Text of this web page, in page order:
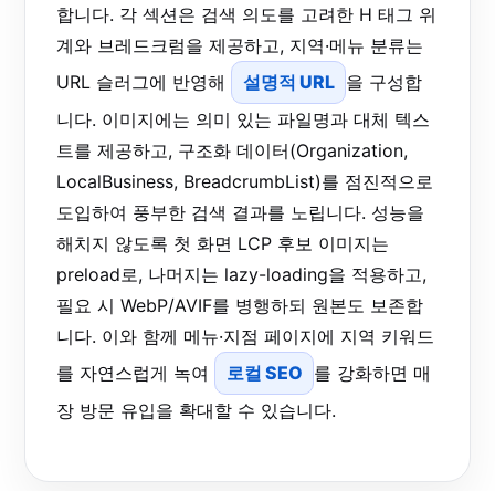
합니다. 각 섹션은 검색 의도를 고려한 H 태그 위
계와 브레드크럼을 제공하고, 지역·메뉴 분류는
URL 슬러그에 반영해
설명적 URL 을 구성합
니다. 이미지에는 의미 있는 파일명과 대체 텍스
트를 제공하고, 구조화 데이터(Organization,
LocalBusiness, BreadcrumbList)를 점진적으로
도입하여 풍부한 검색 결과를 노립니다. 성능을
해치지 않도록 첫 화면 LCP 후보 이미지는
preload로, 나머지는 lazy-loading을 적용하고,
필요 시 WebP/AVIF를 병행하되 원본도 보존합
니다. 이와 함께 메뉴·지점 페이지에 지역 키워드
를 자연스럽게 녹여
로컬 SEO 를 강화하면 매
장 방문 유입을 확대할 수 있습니다.